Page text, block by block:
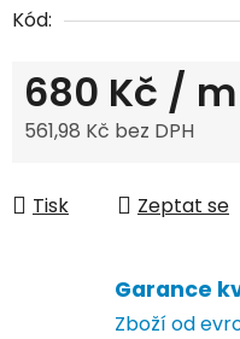
Kód:
680 Kč / m
561,98 Kč bez DPH
Tisk
Zeptat se
Garance
Zboží od